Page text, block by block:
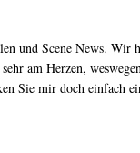
und Scene News. Wir
am Herzen,
Sie mir doch einfach